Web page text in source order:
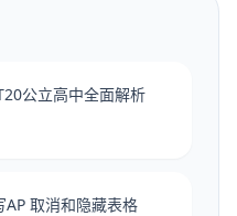
公立高中全面解析
取消和隐藏表格